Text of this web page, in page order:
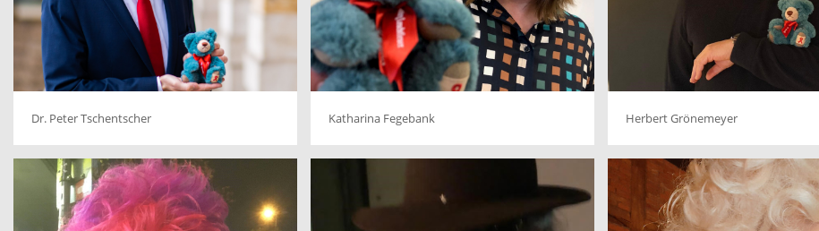
Dr. Peter Tschentscher Katharina Fegebank Herbert Grönemeyer